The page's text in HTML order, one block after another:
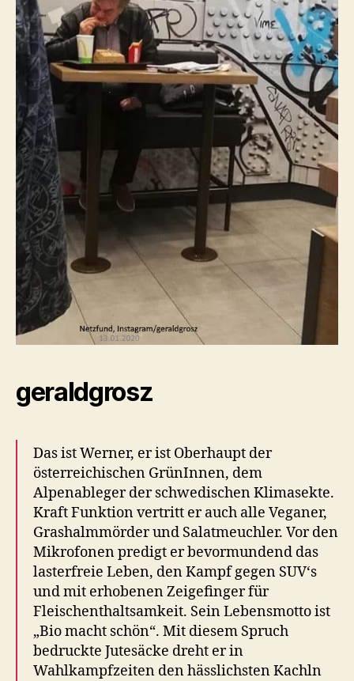
geraldgrosz
Das ist Werner, er ist Oberhaupt der
österreichischen GrünInnen, dem
Alpenableger der schwedischen Klimasekte.
Kraft Funktion vertritt er auch alle Veganer,
Grashalmmörder und Salatmeuchler. Vor den
Mikrofonen predigt er bevormundend das
lasterfreie Leben, den Kampf gegen SUV‘s
und mit erhobenen Zeigefinger für
Fleischenthaltsamkeit. Sein Lebensmotto ist
„Bio macht schön“. Mit diesem Spruch
bedruckte Jutesäcke dreht er in
Wahlkampfzeiten den hässlichsten Kachln